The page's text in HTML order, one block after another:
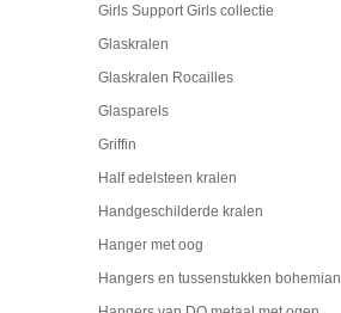
Girls Support Girls collectie
Glaskralen
Glaskralen Rocailles
Glasparels
Griffin
Half edelsteen kralen
Handgeschilderde kralen
Hanger met oog
Hangers en tussenstukken bohemian